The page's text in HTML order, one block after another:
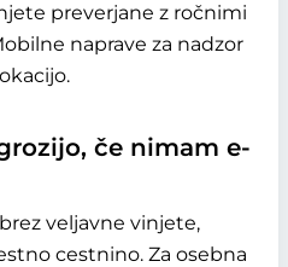
preverjane z ročnimi
naprave za nadzor
če nimam e-
veljavne vinjete,
cestnino. Za osebna